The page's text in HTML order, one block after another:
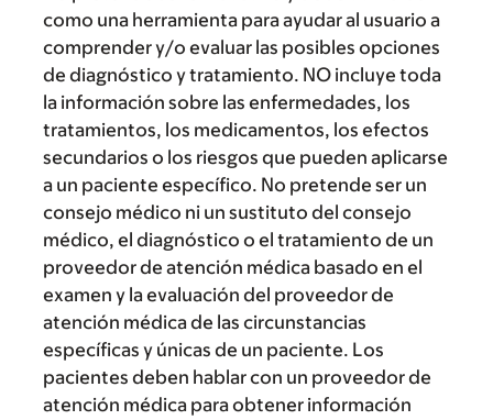
como una herramienta para ayudar al usuario a
comprender y/o evaluar las posibles opciones
de diagnóstico y tratamiento. NO incluye toda
la información sobre las enfermedades, los
tratamientos, los medicamentos, los efectos
secundarios o los riesgos que pueden aplicarse
a un paciente específico. No pretende ser un
consejo médico ni un sustituto del consejo
médico, el diagnóstico o el tratamiento de un
proveedor de atención médica basado en el
examen y la evaluación del proveedor de
atención médica de las circunstancias
específicas y únicas de un paciente. Los
pacientes deben hablar con un proveedor de
atención médica para obtener información